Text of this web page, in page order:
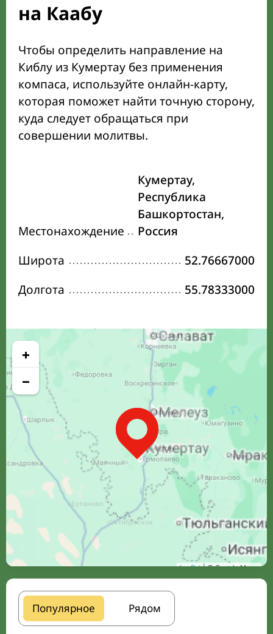
на Каабу
Чтобы определить направление на
Киблу из Кумертау без применения
компаса, используйте онлайн-карту,
которая поможет найти точную сторону,
куда следует обращаться при
совершении молитвы.
Местонахождение
Кумертау,
Республика
Башкортостан,
Россия
Широта
52.76667000
Долгота
55.78333000
+
−
Leaflet| © Google Maps
Популярное Рядом